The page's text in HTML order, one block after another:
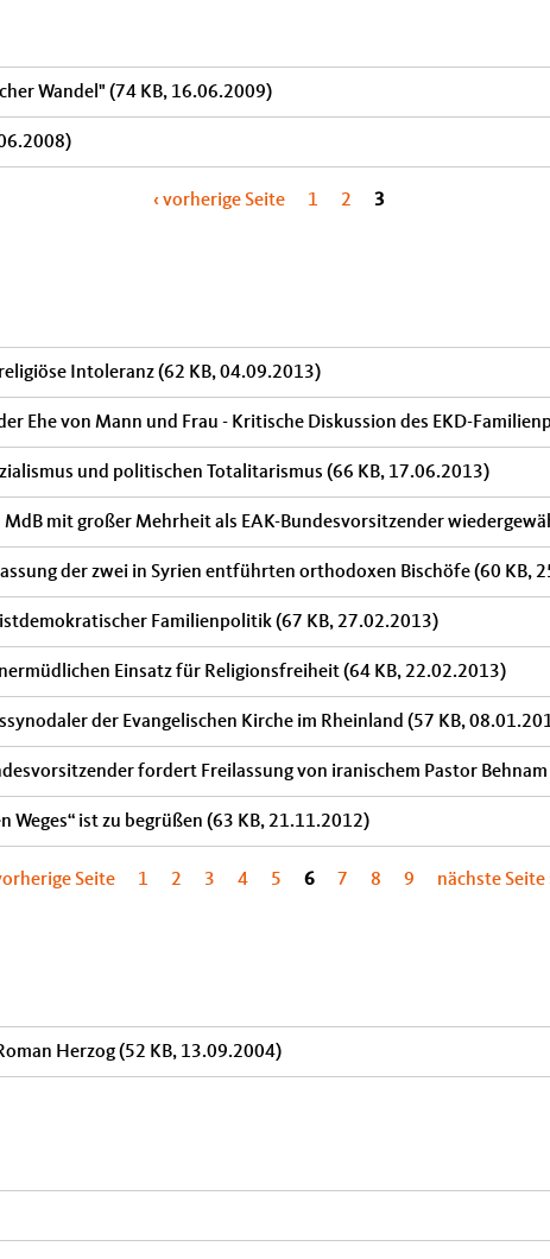
Wandel" (74 KB, 16.06.2009)
‹ vorherige Seite 1 2 3
Intoleranz(62 KB, 04.09.2013)
Ehe von Mann und Frau - Kritische Diskussion des EKD-
und politischen Totalitarismus (66 KB, 17.06.2013)
mit großer Mehrheit als EAK-Bundesvorsitzender
der zwei in Syrien entführten orthodoxen Bischöfe(60 KB,
Familienpolitik(67 KB, 27.02.2013)
Einsatz für Religionsfreiheit(64 KB, 22.02.2013)
der Evangelischen Kirche im Rheinland (57 KB,
fordert Freilassung von iranischem Pastor
Weges“ ist zu begrüßen (63 KB, 21.11.2012)
Seite 1 2 3 4 5 6 7 8 9 nächste Seite
Herzog(52 KB, 13.09.2004)